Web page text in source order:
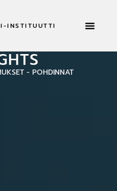
INSTITUUTTI
- POHDINNAT